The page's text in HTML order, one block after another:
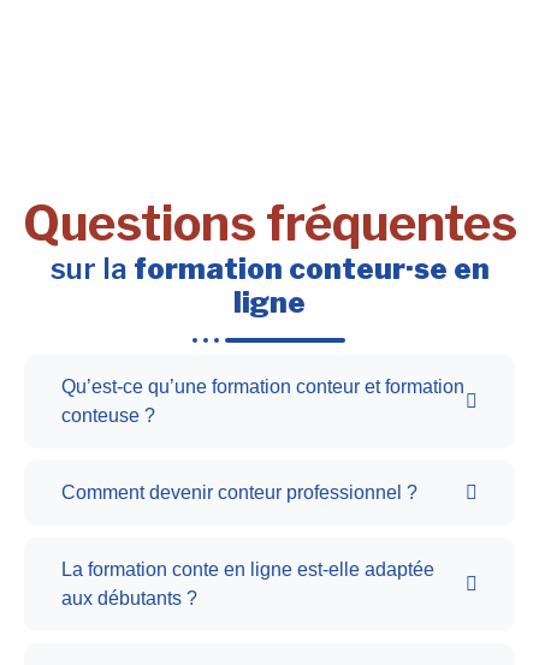
Questions fréquentes
sur la formation conteur·se en
ligne
Qu’est-ce qu’une formation conteur et formation
conteuse ?
Comment devenir conteur professionnel ?
La formation conte en ligne est-elle adaptée
aux débutants ?